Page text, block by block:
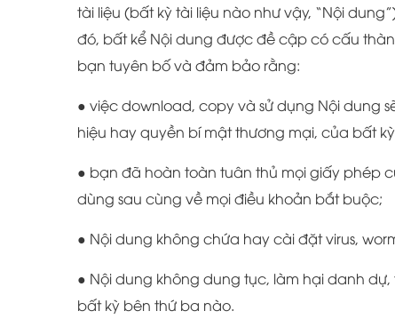
tài liệu (bất kỳ tài liệu nào như vậy, “Nội
đó, bất kể Nội dung được đề cập có cấu
bạn tuyên bố và đảm bảo rằng:
● việc download, copy và sử dụng Nội dung
hiệu hay quyền bí mật thương mại, của bất
● bạn đã hoàn toàn tuân thủ mọi giấy phép
dùng sau cùng về mọi điều khoản bắt buộc;
● Nội dung không chứa hay cài đặt virus,
● Nội dung không dung tục, làm hại danh
bất kỳ bên thứ ba nào.